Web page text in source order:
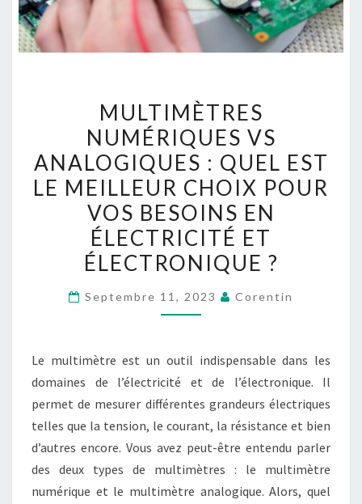
NUMÉRIQUES
VS
ANALOGIQUES
QUEL
EST
LE
MEILLEUR
CHOIX
POUR
BESOINS
EN
ÉLECTRICITÉ
ET
ÉLECTRONIQUE
?
MULTIMÈTRES
NUMÉRIQUES VS
ANALOGIQUES : QUEL EST
LE MEILLEUR CHOIX POUR
VOS BESOINS EN
ÉLECTRICITÉ ET
ÉLECTRONIQUE ?
Septembre 11, 2023 Corentin
Le multimètre est un outil indispensable dans les
domaines de l’électricité et de l’électronique. Il
permet de mesurer différentes grandeurs électriques
telles que la tension, le courant, la résistance et bien
d’autres encore. Vous avez peut-être entendu parler
des deux types de multimètres : le multimètre
numérique et le multimètre analogique. Alors, quel